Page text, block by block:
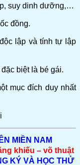
suy dinh dưỡng,…
đồng.
lập và tính tự lập
biệt là bé gái.
mục đích duy nhất
MIỀN NAM
khiếu – võ thuật
KÝ VÀ HỌC THỬ